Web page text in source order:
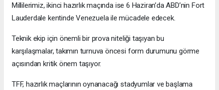
Millilerimiz, ikinci hazırlık maçında ise 6 Haziran’da ABD’nin Fort
Lauderdale kentinde Venezuela ile mücadele edecek.
Teknik ekip için önemli bir prova niteliği taşıyan bu
karşılaşmalar, takımın turnuva öncesi form durumunu görme
açısından kritik önem taşıyor.
TFF, hazırlık maçlarının oynanacağı stadyumlar ve başlama